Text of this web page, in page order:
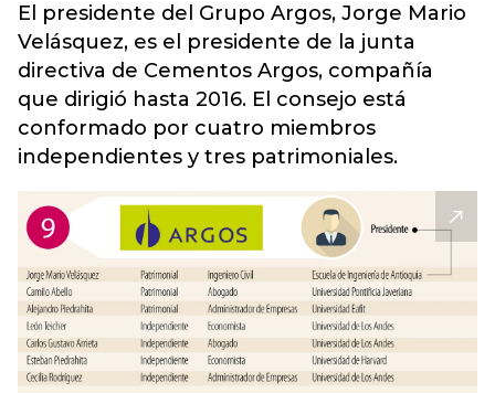
El presidente del Grupo Argos, Jorge Mario
Velásquez, es el presidente de la junta
directiva de Cementos Argos, compañía
que dirigió hasta 2016. El consejo está
conformado por cuatro miembros
independientes y tres patrimoniales.